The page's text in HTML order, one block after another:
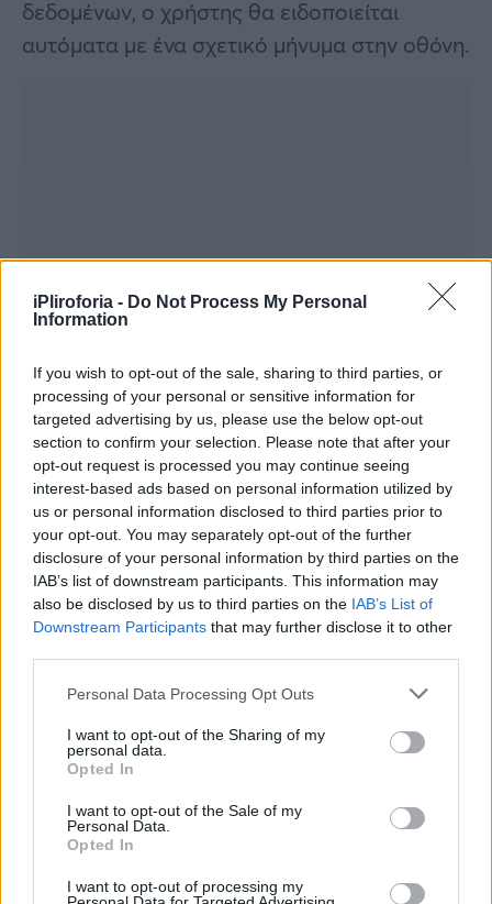
iPliroforia - Do Not Process My Personal
Information
If you wish to opt-out of the sale, sharing to third parties, or
processing of your personal or sensitive information for
targeted advertising by us, please use the below opt-out
section to confirm your selection. Please note that after your
opt-out request is processed you may continue seeing
interest-based ads based on personal information utilized by
us or personal information disclosed to third parties prior to
your opt-out. You may separately opt-out of the further
disclosure of your personal information by third parties on the
IAB’s list of downstream participants. This information may
also be disclosed by us to third parties on the IAB’s List of
Downstream Participants that may further disclose it to other
Personal Data Processing Opt Outs
I want to opt-out of the Sharing of my
personal data.
Opted In
I want to opt-out of the Sale of my
Personal Data.
Opted In
I want to opt-out of processing my
δεδομένων, ο χρήστης θα ειδοποιείται
αυτόματα με ένα σχετικό μήνυμα στην οθόνη.
Σε τέτοιες περιπτώσεις, θα χρειαστεί ο
πολίτης να απευθυνθεί στο αρμόδιο
ληξιαρχείο, ώστε να γίνει επιτόπου η
διόρθωση και να ευθυγραμμιστούν τα